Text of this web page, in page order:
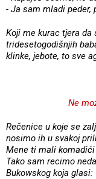
- Ja sam mladi peder,
Koji me kurac tjera da
tridesetogodišnjih
klinke, jebote, to sve
Ne
Rečenice u koje se
nosimo ih u svakoj
Mene ti mali komadići
Tako sam recimo
Bukowskog koja glasi: